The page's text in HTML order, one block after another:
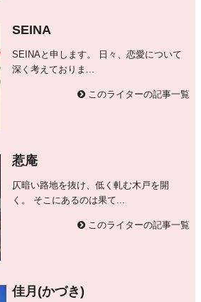
SEINA
SEINAと申します。 日々、恋愛について
深く考えておりま...
このライターの記事一覧
惹庵
仄暗い路地を抜け、低く軋む木戸を開
く。 そこにあるのは果て...
このライターの記事一覧
佳月(かづき)